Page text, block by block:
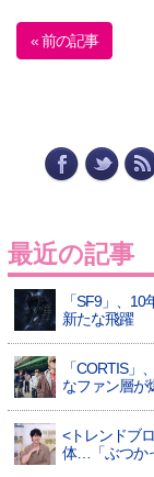
« 前の記事
最近の記事
「SF9」、
新たな飛躍
「CORTIS
なファン層が
<トレンドブ
体…「ぶつか